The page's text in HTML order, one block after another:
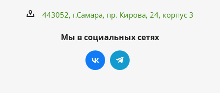
443052, г.Самара, пр. Кирова, 24, корпус 3
Мы в социальных сетях